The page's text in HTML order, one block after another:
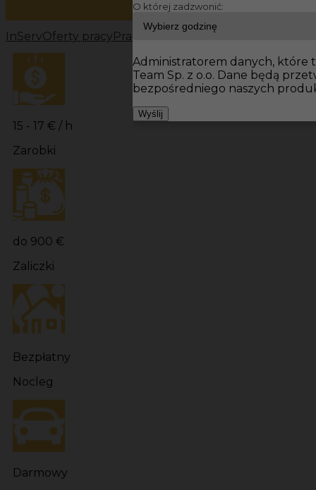
InServOferty pracy Prace wykończeniowe Niemcy
15 - 17 € / h
Zarobki
do 900 €
Zaliczki
Bezpłatny
Nocleg
Darmowy
O której zadzwonić:
Administratorem danych, które
Team Sp. z o.o. Dane będą
bezpośredniego naszych
Wyślij